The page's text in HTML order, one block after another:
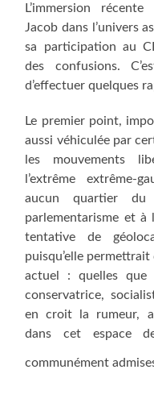
L’immersion
Jacob dans l’univers
sa participation au
des confusions.
d’effectuer quelques
Le premier point,
aussi véhiculée par
les mouvements
l’extrême extrême-
aucun quartier
parlementarisme et
tentative de
puisqu’elle
actuel : quelles que
conservatrice,
en croit la rumeur,
dans cet espace
communément